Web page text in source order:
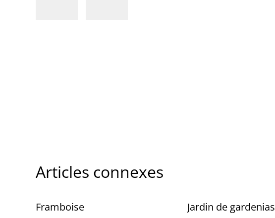
Articles connexes
Framboise Jardin de gardenias